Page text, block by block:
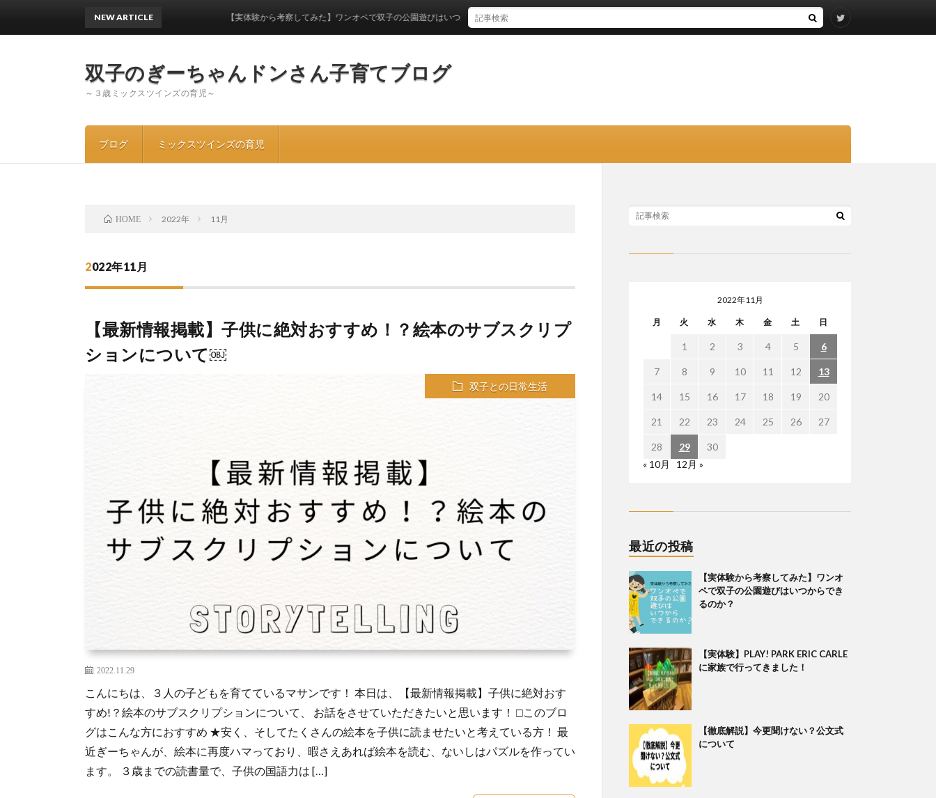
双子のぎーちゃんドンさん子育てブログ
～３歳ミックスツインズの育児～
ブログ ミックスツインズの育児
NEW ARTICLE 【実体験から考察してみた】ワンオペで双子の公園遊びはいつからできるのか？
HOME 2022年 11月
2022年11月
【最新情報掲載】子供に絶対おすすめ！？絵本のサブスクリプ
ションについて￼
双子との日常生活
2022.11.29
こんにちは、３人の子どもを育てているマサンです！ 本日は、【最新情報掲載】子供に絶対おす
すめ!？絵本のサブスクリプションについて、 お話をさせていただきたいと思います！ □このブロ
グはこんな方におすすめ ★安く、そしてたくさんの絵本を子供に読ませたいと考えている方！ 最
近ぎーちゃんが、絵本に再度ハマっており、暇さえあれば絵本を読む、ないしはパズルを作ってい
ます。 ３歳までの読書量で、子供の国語力は […]
2022年11月
月 火 水 木 金 土 日
1 2 3 4 5 6
7 8 9 10 11 12 13
14 15 16 17 18 19 20
21 22 23 24 25 26 27
28 29
30
« 10月
12月 »
最近の投稿
【実体験から考察してみた】ワンオ
ペで双子の公園遊びはいつからでき
るのか？
【実体験】PLAY! PARK ERIC CARLE
に家族で行ってきました！
【徹底解説】今更聞けない？公文式
について